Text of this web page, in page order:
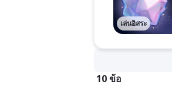
เล่นอิสระ
10 ข้อ